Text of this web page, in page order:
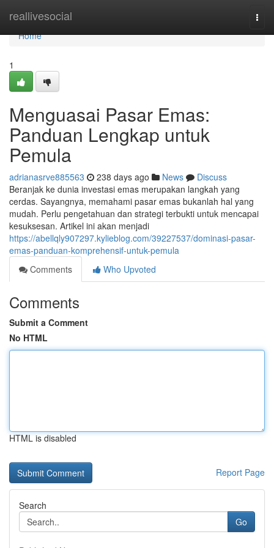
reallivesocial
Home
Home
1
Menguasai Pasar Emas:
Panduan Lengkap untuk
Pemula
adrianasrve885563 238 days ago News
Discuss
Beranjak ke dunia investasi emas merupakan langkah yang
cerdas. Sayangnya, memahami pasar emas bukanlah hal yang
mudah. Perlu pengetahuan dan strategi terbukti untuk mencapai
kesuksesan. Artikel ini akan menjadi
https://abellqly907297.kylieblog.com/39227537/dominasi-pasar-
emas-panduan-komprehensif-untuk-pemula
Comments
Who Upvoted
Comments
Submit a Comment
No HTML
HTML is disabled
Report Page
Search
Go